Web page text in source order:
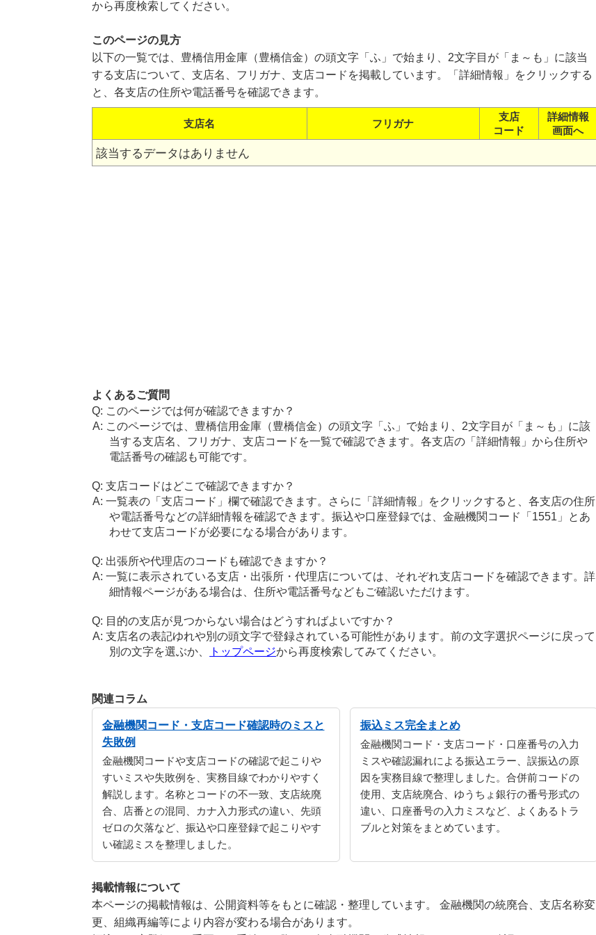
から再度検索してください。
このページの見方
以下の一覧では、豊橋信用金庫（豊橋信金）の頭文字「ふ」で始まり、2文字目が「ま～も」に該当
する支店について、支店名、フリガナ、支店コードを掲載しています。「詳細情報」をクリックする
と、各支店の住所や電話番号を確認できます。
支店名 フリガナ
支店
コード
詳細情報
画面へ
該当するデータはありません
よくあるご質問
このページでは何が確認できますか？
このページでは、豊橋信用金庫（豊橋信金）の頭文字「ふ」で始まり、2文字目が「ま～も」に該
当する支店名、フリガナ、支店コードを一覧で確認できます。各支店の「詳細情報」から住所や
電話番号の確認も可能です。
支店コードはどこで確認できますか？
一覧表の「支店コード」欄で確認できます。さらに「詳細情報」をクリックすると、各支店の住所
や電話番号などの詳細情報を確認できます。振込や口座登録では、金融機関コード「1551」とあ
わせて支店コードが必要になる場合があります。
出張所や代理店のコードも確認できますか？
一覧に表示されている支店・出張所・代理店については、それぞれ支店コードを確認できます。詳
細情報ページがある場合は、住所や電話番号などもご確認いただけます。
目的の支店が見つからない場合はどうすればよいですか？
支店名の表記ゆれや別の頭文字で登録されている可能性があります。前の文字選択ページに戻って
別の文字を選ぶか、
トップページから再度検索してみてください。
関連コラム
金融機関コード・支店コード確認時のミスと
失敗例
金融機関コードや支店コードの確認で起こりや
すいミスや失敗例を、実務目線でわかりやすく
解説します。名称とコードの不一致、支店統廃
合、店番との混同、カナ入力形式の違い、先頭
ゼロの欠落など、振込や口座登録で起こりやす
い確認ミスを整理しました。
振込ミス完全まとめ
金融機関コード・支店コード・口座番号の入力
ミスや確認漏れによる振込エラー、誤振込の原
因を実務目線で整理しました。合併前コードの
使用、支店統廃合、ゆうちょ銀行の番号形式の
違い、口座番号の入力ミスなど、よくあるトラ
ブルと対策をまとめています。
掲載情報について
本ページの掲載情報は、公開資料等をもとに確認・整理しています。 金融機関の統廃合、支店名称変
更、組織再編等により内容が変わる場合があります。